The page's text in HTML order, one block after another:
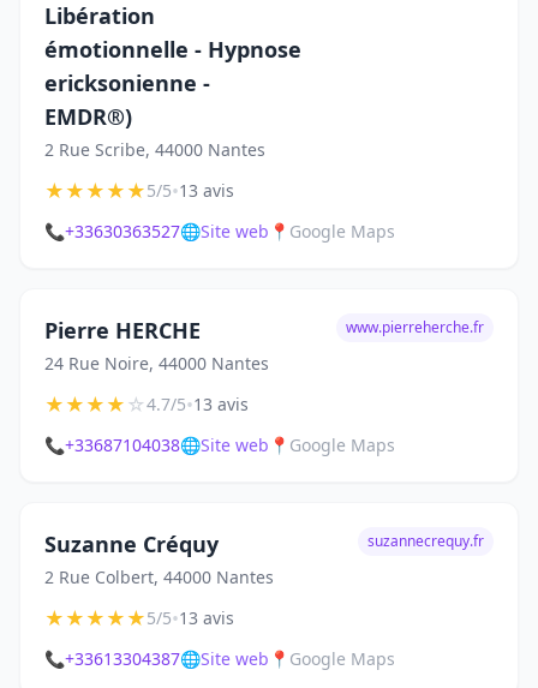
Libération
émotionnelle - Hypnose
ericksonienne -
EMDR®)
2 Rue Scribe, 44000 Nantes
★★★★★5/5•13 avis
📞+33630363527🌐Site web 📍 Google Maps
Pierre HERCHE
24 Rue Noire, 44000 Nantes
www.pierreherche.fr
★★★★☆4.7/5•13 avis
📞+33687104038🌐Site web 📍 Google Maps
Suzanne Créquy
2 Rue Colbert, 44000 Nantes
suzannecrequy.fr
★★★★★5/5•13 avis
📞+33613304387🌐Site web 📍 Google Maps